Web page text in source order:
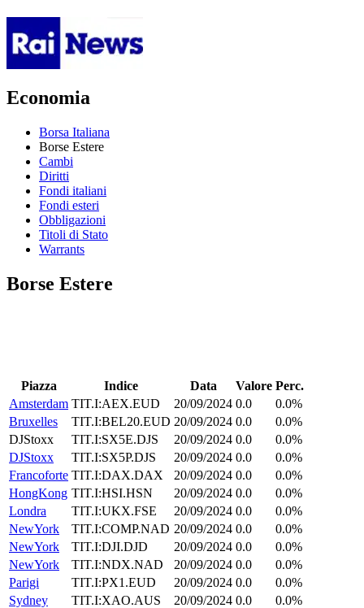
Economia
Borsa Italiana
Borse Estere
Cambi
Diritti
Fondi italiani
Fondi esteri
Obbligazioni
Titoli di Stato
Warrants
Borse Estere
Piazza Indice Data Valore Perc.
Amsterdam TIT.I:AEX.EUD 20/09/2024 0.0
0.0%
Bruxelles
TIT.I:BEL20.EUD 20/09/2024 0.0
0.0%
DJStoxx
TIT.I:SX5E.DJS 20/09/2024 0.0
0.0%
DJStoxx
TIT.I:SX5P.DJS 20/09/2024 0.0
0.0%
Francoforte TIT.I:DAX.DAX 20/09/2024 0.0
0.0%
HongKong TIT.I:HSI.HSN 20/09/2024 0.0
0.0%
Londra
TIT.I:UKX.FSE 20/09/2024 0.0
0.0%
NewYork
TIT.I:COMP.NAD 20/09/2024 0.0
0.0%
NewYork
TIT.I:DJI.DJD 20/09/2024 0.0
0.0%
NewYork
TIT.I:NDX.NAD 20/09/2024 0.0
0.0%
Parigi
TIT.I:PX1.EUD 20/09/2024 0.0
0.0%
Sydney
TIT.I:XAO.AUS 20/09/2024 0.0
0.0%